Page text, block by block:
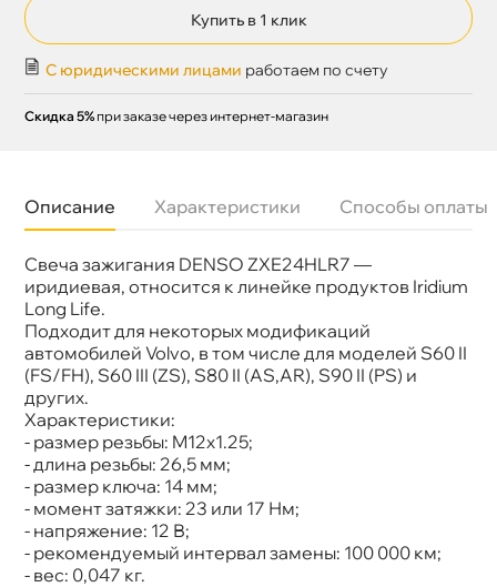
Купить в 1 клик
С юридическими лицами работаем по счету
Скидка 5% при заказе через интернет-магазин
Описание Характеристики Способы оплаты
Свеча зажигания DENSO ZXE24HLR7 —
иридиевая, относится к линейке продуктов Iridium
Long Life.
Подходит для некоторых модификаций
автомобилей Volvo, в том числе для моделей S60 II
(FS/FH), S60 III (ZS), S80 II (AS,AR), S90 II (PS) и
других.
Характеристики:
- размер резьбы: M12x1.25;
- длина резьбы: 26,5 мм;
- размер ключа: 14 мм;
- момент затяжки: 23 или 17 Нм;
- напряжение: 12 В;
- рекомендуемый интервал замены: 100 000 км;
- вес: 0,047 кг.
Бренд
Denso